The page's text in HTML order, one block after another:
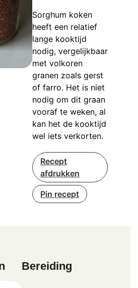
Sorghum koken
heeft een relatief
lange kooktijd
nodig, vergelijkbaar
met volkoren
granen zoals gerst
of farro. Het is niet
nodig om dit graan
vooraf te weken, al
kan het de kooktijd
wel iets verkorten.
Recept
afdrukken
Pin recept
Bereiding